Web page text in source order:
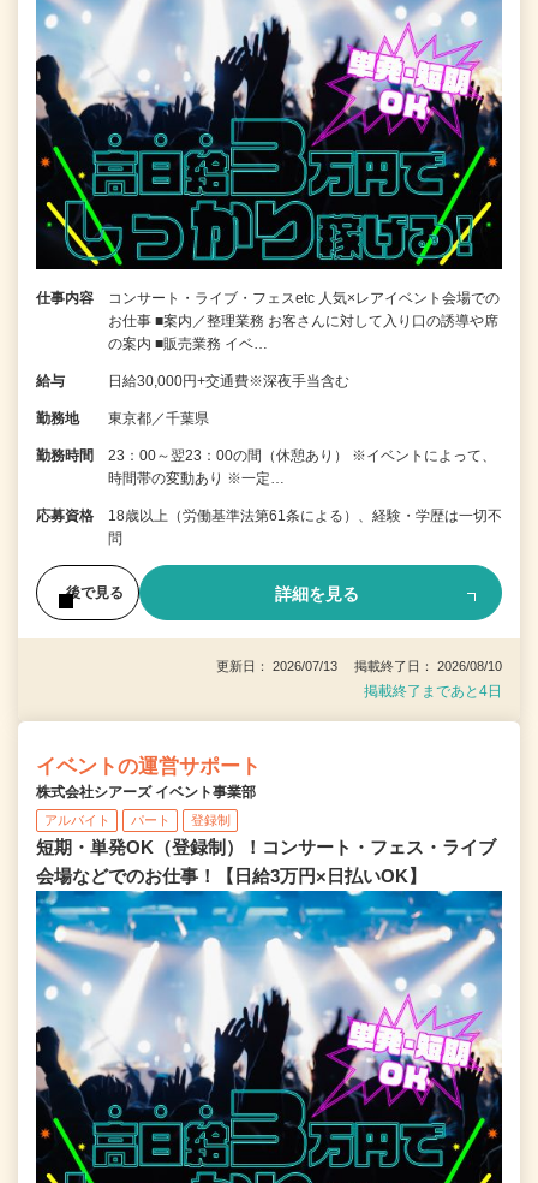
仕事内容
コンサート・ライブ・フェスetc 人気×レアイベント会場での
お仕事 ■案内／整理業務 お客さんに対して入り口の誘導や席
の案内 ■販売業務 イベ…
給与 日給30,000円+交通費※深夜手当含む
勤務地 東京都／千葉県
勤務時間
23：00～翌23：00の間（休憩あり） ※イベントによって、
時間帯の変動あり ※一定…
応募資格
18歳以上（労働基準法第61条による）、経験・学歴は一切不
問
後で見る 詳細を見る
更新日： 2026/07/13 掲載終了日： 2026/08/10
掲載終了まであと4日
イベントの運営サポート
株式会社シアーズ イベント事業部
アルバイト パート 登録制
短期・単発OK（登録制）！コンサート・フェス・ライブ
会場などでのお仕事！【日給3万円×日払いOK】